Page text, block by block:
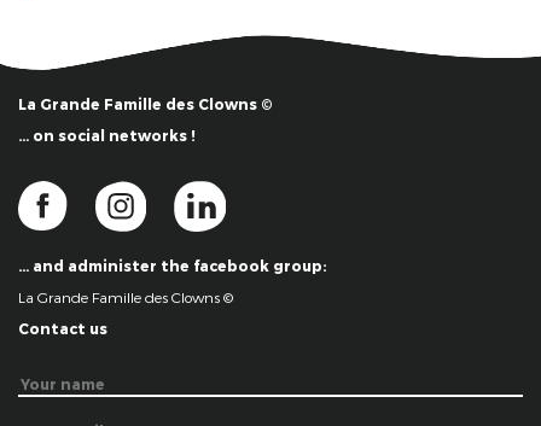
La Grande Famille des Clowns ©
… on social networks !
… and administer the facebook group:
La Grande Famille des Clowns ©
Contact us